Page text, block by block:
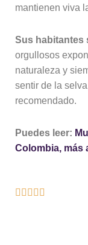
mantienen viva
Sus habitantes
orgullosos
naturaleza y
sentir de la
recomendado.
Puedes leer:
Colombia, más
    